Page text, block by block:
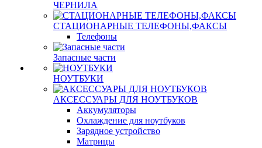
ЧЕРНИЛА
СТАЦИОНАРНЫЕ ТЕЛЕФОНЫ,ФАКСЫ
Телефоны
Запасные части
НОУТБУКИ
АКСЕССУАРЫ ДЛЯ НОУТБУКОВ
Аккумуляторы
Охлаждение для ноутбуков
Зарядное устройство
Матрицы